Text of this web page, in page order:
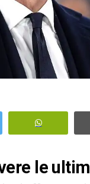
le